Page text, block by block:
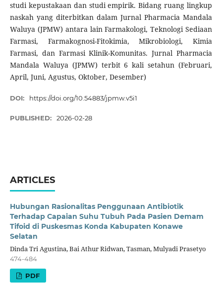
studi kepustakaan dan studi empirik. Bidang ruang lingkup
naskah yang diterbitkan dalam Jurnal Pharmacia Mandala
Waluya (JPMW) antara lain Farmakologi, Teknologi Sediaan
Farmasi, Farmakognosi-Fitokimia, Mikrobiologi, Kimia
Farmasi, dan Farmasi Klinik-Komunitas. Jurnal Pharmacia
Mandala Waluya (JPMW) terbit 6 kali setahun (Februari,
April, Juni, Agustus, Oktober, Desember)
DOI: https://doi.org/10.54883/jpmw.v5i1
PUBLISHED: 2026-02-28
ARTICLES
Hubungan Rasionalitas Penggunaan Antibiotik
Terhadap Capaian Suhu Tubuh Pada Pasien Demam
Tifoid di Puskesmas Konda Kabupaten Konawe
Selatan
Dinda Tri Agustina, Bai Athur Ridwan, Tasman, Mulyadi Prasetyo
474-484
PDF